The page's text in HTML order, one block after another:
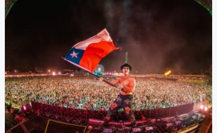
s
a
g
o